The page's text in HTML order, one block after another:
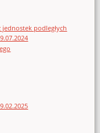
podległych